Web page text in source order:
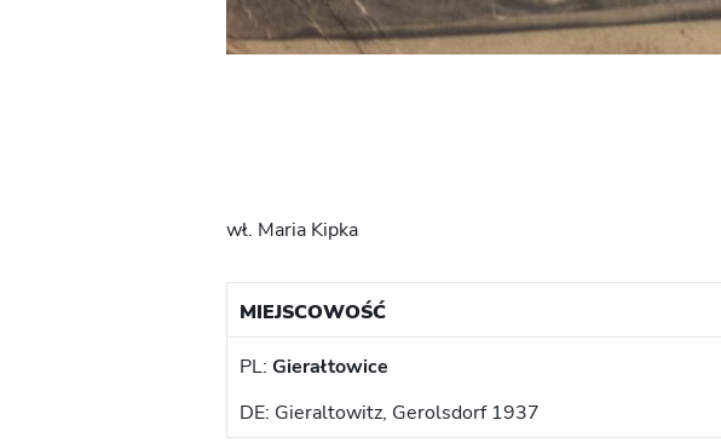
wł. Maria Kipka
MIEJSCOWOŚĆ
PL: Gierałtowice
DE: Gieraltowitz, Gerolsdorf 1937